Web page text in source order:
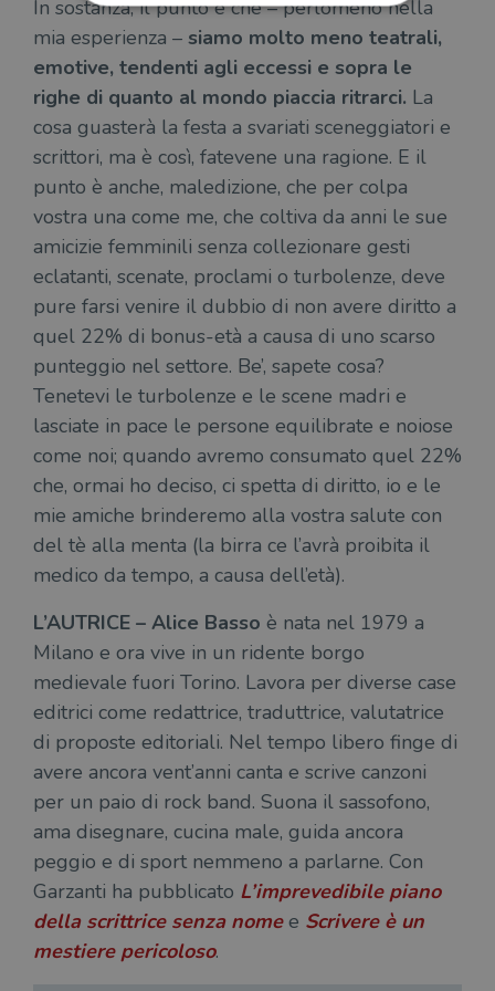
In sostanza, il punto è che – perlomeno nella
mia esperienza – siamo molto meno teatrali,
emotive, tendenti agli eccessi e sopra le
righe di quanto al mondo piaccia ritrarci. La
cosa guasterà la festa a svariati sceneggiatori e
scrittori, ma è così, fatevene una ragione. E il
punto è anche, maledizione, che per colpa
vostra una come me, che coltiva da anni le sue
amicizie femminili senza collezionare gesti
eclatanti, scenate, proclami o turbolenze, deve
pure farsi venire il dubbio di non avere diritto a
quel 22% di bonus-età a causa di uno scarso
punteggio nel settore. Be’, sapete cosa?
Tenetevi le turbolenze e le scene madri e
lasciate in pace le persone equilibrate e noiose
come noi; quando avremo consumato quel 22%
che, ormai ho deciso, ci spetta di diritto, io e le
mie amiche brinderemo alla vostra salute con
del tè alla menta (la birra ce l’avrà proibita il
medico da tempo, a causa dell’età).
L’AUTRICE – Alice Basso è nata nel 1979 a
Milano e ora vive in un ridente borgo
medievale fuori Torino. Lavora per diverse case
editrici come redattrice, traduttrice, valutatrice
di proposte editoriali. Nel tempo libero finge di
avere ancora vent’anni canta e scrive canzoni
per un paio di rock band. Suona il sassofono,
ama disegnare, cucina male, guida ancora
peggio e di sport nemmeno a parlarne. Con
Garzanti ha pubblicato L’imprevedibile piano
della scrittrice senza nome e Scrivere è un
mestiere pericoloso.
Targeting
I cookie strettamente necessari consentono le
l'accesso dell'utente e la gestione dell'account. Il
sito web non può essere utilizzato
correttamente senza i cookie strettamente
necessari.
Nome
Fornitore/
Scadenza
Inc.
.illibraio.it
wordpress_sec_[hash]
.illibraio.it Sessione
wordpress_logged_in_[hash]
.illibraio.it Sessione
CookieScriptConsent
CookieScript
.illibraio.it
1 mese
msToken
.tiktok.com
settimana
3 giorni